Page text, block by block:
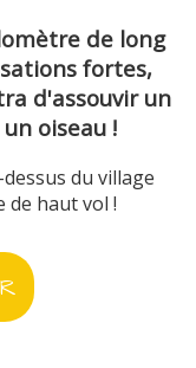
de long
fortes,
d'assouvir un
oiseau !
du village
de haut vol !